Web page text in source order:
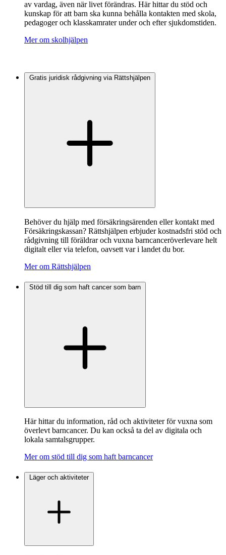
av vardag, även när livet förändras. Här hittar du stöd och
kunskap för att barn ska kunna behålla kontakten med skola,
pedagoger och klasskamrater under och efter sjukdomstiden.
Mer om skolhjälpen
Gratis juridisk rådgivning via Rättshjälpen
Behöver du hjälp med försäkringsärenden eller kontakt med
Försäkringskassan? Rättshjälpen erbjuder kostnadsfri stöd och
rådgivning till föräldrar och vuxna barncanceröverlevare helt
digitalt eller via telefon, oavsett var i landet du bor.
Mer om Rättshjälpen
Stöd till dig som haft cancer som barn
Här hittar du information, råd och aktiviteter för vuxna som
överlevt barncancer. Du kan också ta del av digitala och
lokala samtalsgrupper.
Mer om stöd till dig som haft barncancer
Läger och aktiviteter